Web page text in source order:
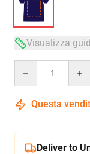
Visualizza
Questa
Deliver to